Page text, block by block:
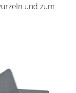
und zum